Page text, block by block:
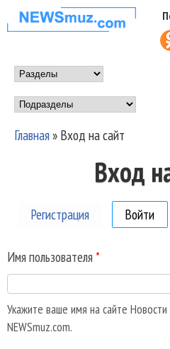
Перейти к
НОВОСТИ
МУЗЫКИ И
ШОУ БИЗНЕСА
NEWSMUZ.COM
Main menu
Подразделы
Вы здесь
Главная» Вход на сайт
Вход
Регистрация Войти
Имя пользователя *
Укажите ваше имя на сайте
NEWSmuz.com.